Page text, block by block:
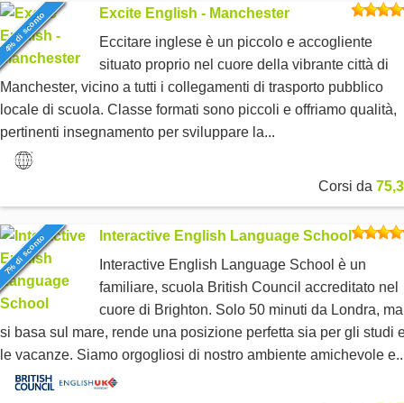
4% di sconto
Excite English - Manchester
Eccitare inglese è un piccolo e accogliente
situato proprio nel cuore della vibrante città di
Manchester, vicino a tutti i collegamenti di trasporto pubblico
locale di scuola. Classe formati sono piccoli e offriamo qualità,
pertinenti insegnamento per sviluppare la...
Corsi da
7% di sconto
Interactive English Language School
Interactive English Language School è un
familiare, scuola British Council accreditato nel
cuore di Brighton. Solo 50 minuti da Londra, ma
si basa sul mare, rende una posizione perfetta sia per gli studi
le vacanze. Siamo orgogliosi di nostro ambiente amichevole